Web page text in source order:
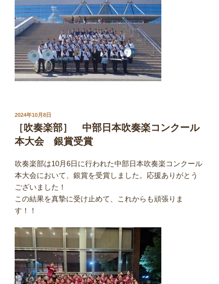
投
日:
2024年10月8日
［吹奏楽部］ 中部日本吹奏楽コンクール
本大会 銀賞受賞
吹奏楽部は10月6日に行われた中部日本吹奏楽コンクール
本大会において、銀賞を受賞しました。応援ありがとう
ございました！
この結果を真摯に受け止めて、これからも頑張りま
す！！